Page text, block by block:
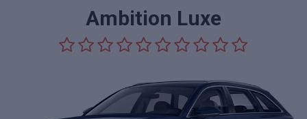
Ambition Luxe